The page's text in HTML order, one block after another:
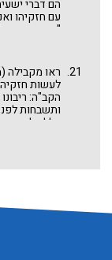
הם דברי
עם חזקיהו
"כי גאות
ראו מקבילה
לעשות
הקב"ה:
ותשבחות
הללו ולא
אומרת
מדרש זה